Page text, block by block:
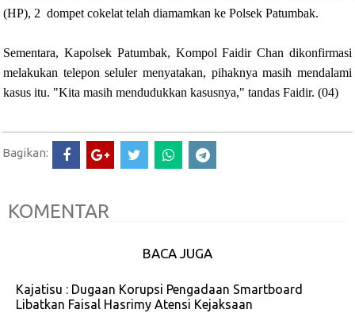
(HP), 2 dompet cokelat telah diamamkan ke Polsek Patumbak.
Sementara, Kapolsek Patumbak, Kompol Faidir Chan dikonfirmasi
melakukan telepon seluler menyatakan, pihaknya masih mendalami
kasus itu. "Kita masih mendudukkan kasusnya," tandas Faidir. (04)
Bagikan:
KOMENTAR
BACA JUGA
Kajatisu : Dugaan Korupsi Pengadaan Smartboard
Libatkan Faisal Hasrimy Atensi Kejaksaan